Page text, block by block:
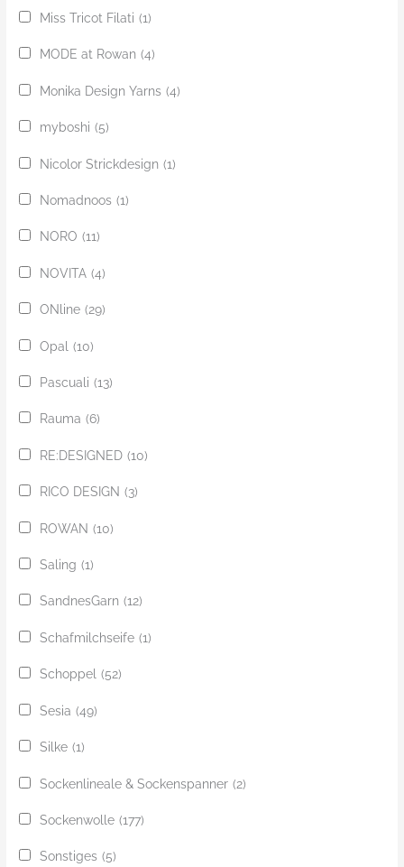
Miss Tricot Filati (1)
MODE at Rowan (4)
Monika Design Yarns (4)
myboshi (5)
Nicolor Strickdesign (1)
Nomadnoos (1)
NORO (11)
NOVITA (4)
ONline (29)
Opal (10)
Pascuali (13)
Rauma (6)
RE:DESIGNED (10)
RICO DESIGN (3)
ROWAN (10)
Saling (1)
SandnesGarn (12)
Schafmilchseife (1)
Schoppel (52)
Sesia (49)
Silke (1)
Sockenlineale & Sockenspanner (2)
Sockenwolle (177)
Sonstiges (5)